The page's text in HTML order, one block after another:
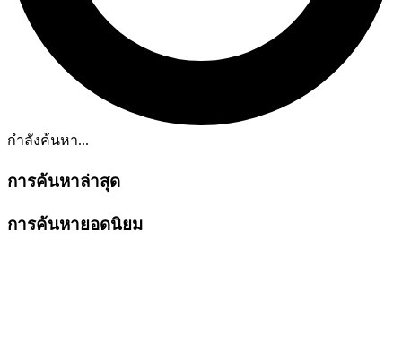
กำลังค้นหา...
การค้นหาล่าสุด
การค้นหายอดนิยม